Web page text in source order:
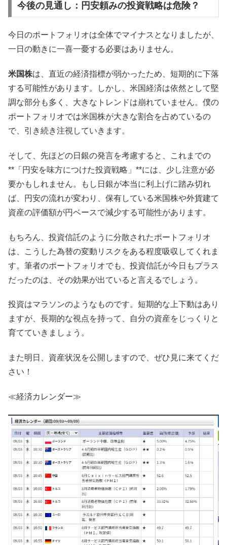
今後の見通し：円安頼みの投資戦略は危険？
今日のポートフォリオは全体でマイナスとなりましたが、
一日の動きに一喜一憂する必要はありません。
米国株は、直近の経済指標が弱かったため、短期的に下落
する可能性があります。しかし、米国経済は依然として堅
調な部分も多く、大きなトレンドは崩れていません。僕の
ポートフォリオでは米国株が大きな割合を占めているの
で、引き続き注視していきます。
そして、先ほどの日銀の発言を考慮すると、これまでの
**「円安を味方につけた投資戦略」**には、少し注意が必
要かもしれません。もし日銀が本当に利上げに踏み切れ
ば、円安の流れが変わり、保有している米国株や外貨建て
資産の評価額が円ベースで減少する可能性があります。
もちろん、投資信託のように分散されたポートフォリオ
は、こうした為替の変動リスクをある程度吸収してくれま
す。筆者のポートフォリオでも、投資信託が今日もプラス
だったのは、その効果が出ていると言えるでしょう。
投資はマラソンのようなものです。短期的な上下動はあり
ますが、長期的な視点を持って、自分の資産をじっくりと
育てていきましょう。
また明日、資産状況を公開しますので、ぜひ見に来てくだ
さい！
≪経済カレンダー≫